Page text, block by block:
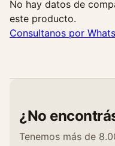
No hay datos de
este producto.
Consultanos por
¿No
Tenemos más de